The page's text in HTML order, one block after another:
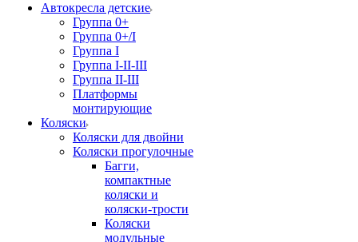
Автокресла детские
Группа 0+
Группа 0+/I
Группа I
Группа I-II-III
Группа II-III
Платформы
монтирующие
Коляски
Коляски для двойни
Коляски прогулочные
Багги,
компактные
коляски и
коляски-трости
Коляски
модульные